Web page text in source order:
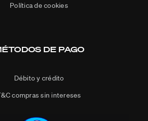
Política de cookies
DE PAGO
Débito y crédito
compras sin intereses